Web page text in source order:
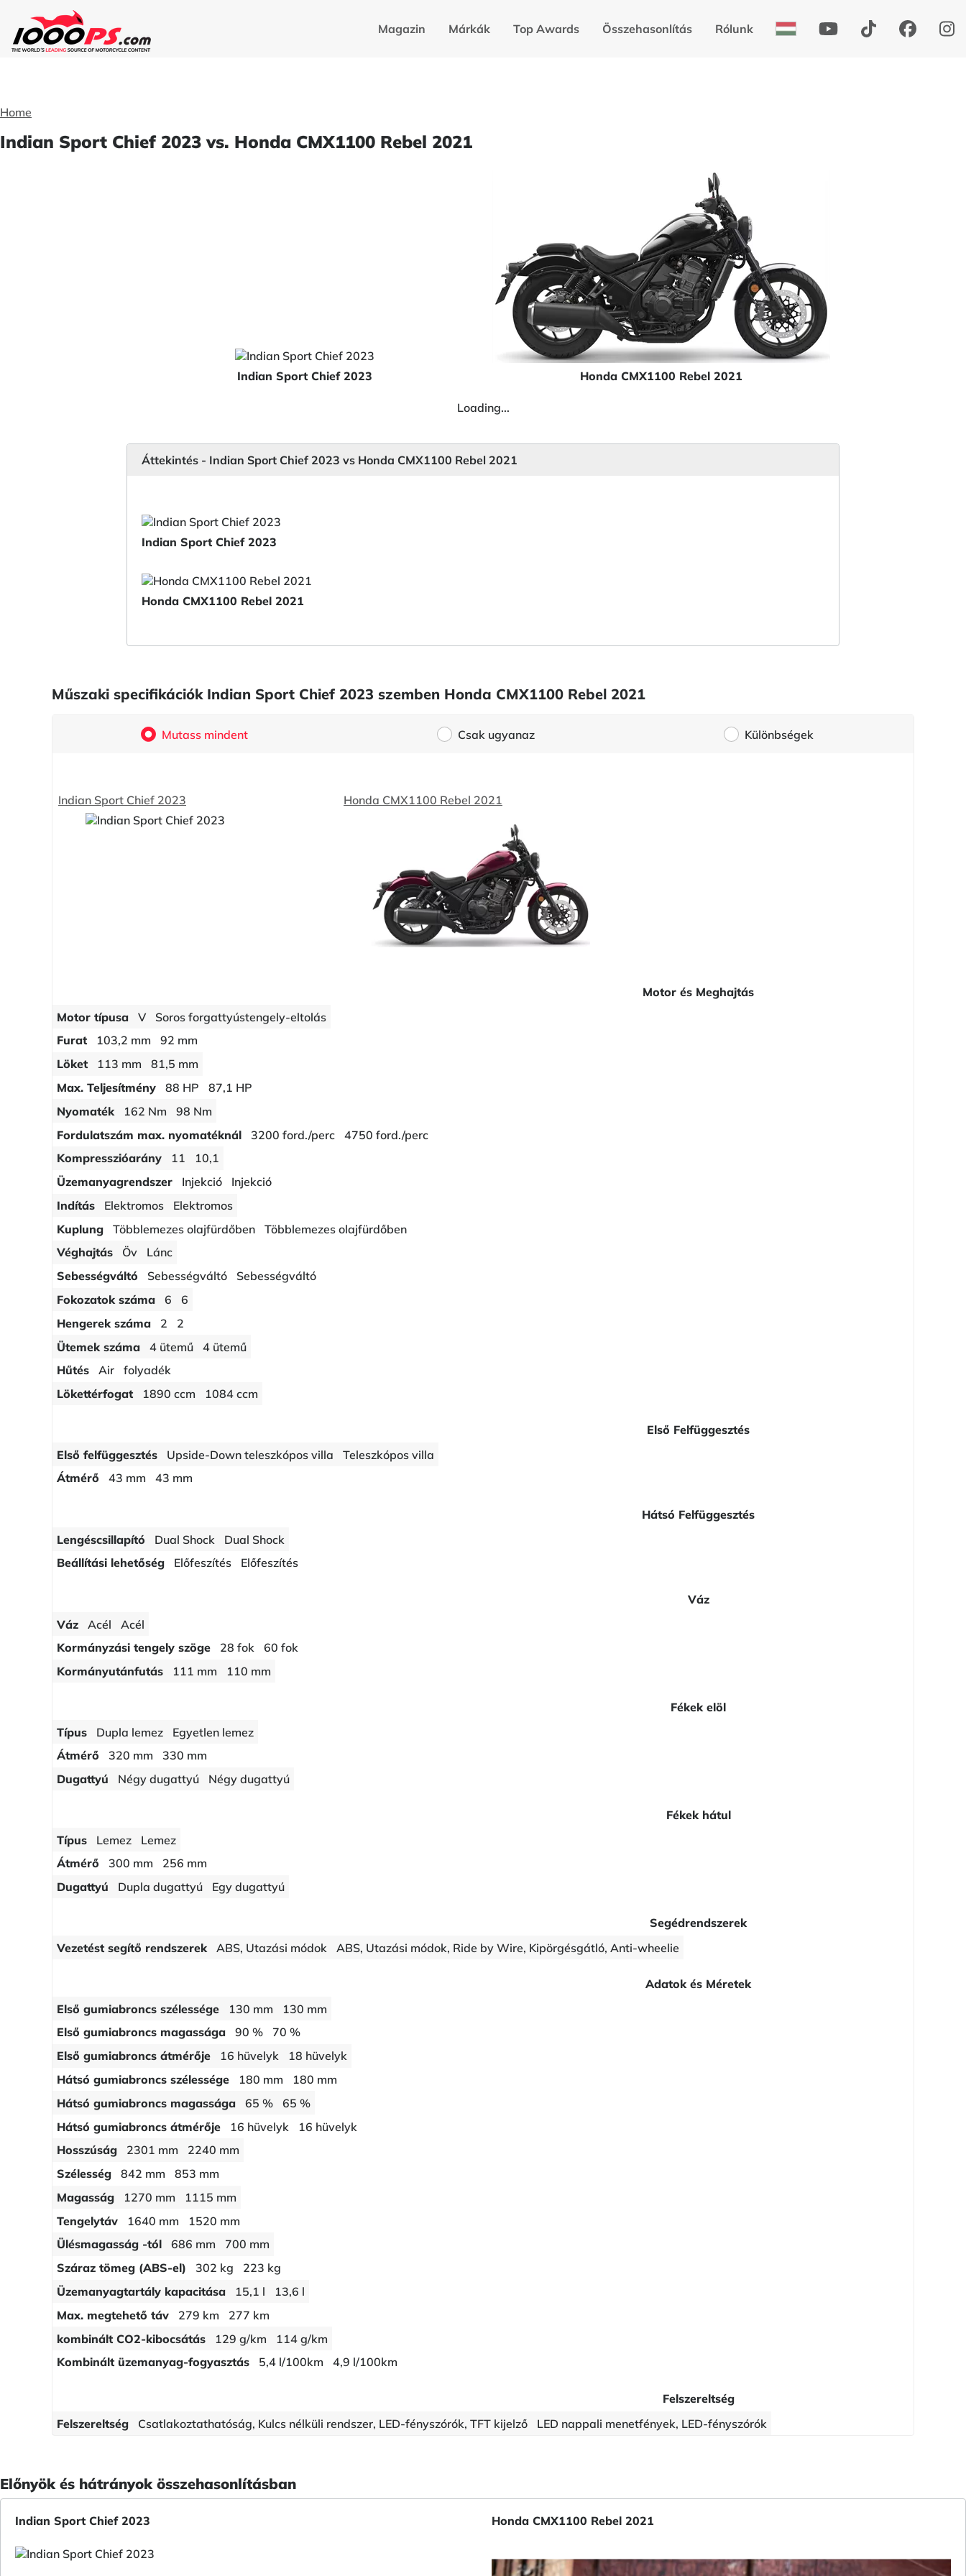
Magazin Márkák Top Awards Összehasonlítás Rólunk
Home
Indian Sport Chief 2023 vs. Honda CMX1100 Rebel 2021
Indian Sport Chief 2023 Honda CMX1100 Rebel 2021
Loading...
Áttekintés - Indian Sport Chief 2023 vs Honda CMX1100 Rebel 2021
Indian Sport Chief 2023
Honda CMX1100 Rebel 2021
Műszaki specifikációk Indian Sport Chief 2023 szemben Honda CMX1100 Rebel 2021
Mutass mindent Csak ugyanaz Különbségek
Indian Sport Chief 2023 Honda CMX1100 Rebel 2021
Motor és Meghajtás
Motor típusa
V
Soros forgattyústengely-eltolás
Furat
103,2 mm
92 mm
Löket
113 mm
81,5 mm
Max. Teljesítmény
88 HP
87,1 HP
Nyomaték
162 Nm
98 Nm
Fordulatszám max. nyomatéknál
3200 ford./perc
4750 ford./perc
Kompresszióarány
11
10,1
Üzemanyagrendszer
Injekció
Injekció
Indítás
Elektromos
Elektromos
Kuplung
Többlemezes olajfürdőben
Többlemezes olajfürdőben
Véghajtás
Öv
Lánc
Sebességváltó
Sebességváltó
Sebességváltó
Fokozatok száma
6
6
Hengerek száma
2
2
Ütemek száma
4 ütemű
4 ütemű
Hűtés
Air
folyadék
Lökettérfogat
1890 ccm 1084 ccm
Első Felfüggesztés
Első felfüggesztés
Upside-Down teleszkópos villa
Teleszkópos villa
Átmérő
43 mm 43 mm
Hátsó Felfüggesztés
Lengéscsillapító
Dual Shock
Dual Shock
Beállítási lehetőség
Előfeszítés Előfeszítés
Váz
Váz
Acél
Acél
Kormányzási tengely szöge
28 fok
60 fok
Kormányutánfutás
111 mm 110 mm
Fékek elöl
Típus
Dupla lemez
Egyetlen lemez
Átmérő
320 mm
330 mm
Dugattyú
Négy dugattyú Négy dugattyú
Fékek hátul
Típus
Lemez
Lemez
Átmérő
300 mm
256 mm
Dugattyú
Dupla dugattyú Egy dugattyú
Segédrendszerek
Vezetést segítő rendszerek
ABS, Utazási módok ABS, Utazási módok, Ride by Wire, Kipörgésgátló, Anti-wheelie
Adatok és Méretek
Első gumiabroncs szélessége
130 mm
130 mm
Első gumiabroncs magassága
90 %
70 %
Első gumiabroncs átmérője
16 hüvelyk
18 hüvelyk
Hátsó gumiabroncs szélessége
180 mm
180 mm
Hátsó gumiabroncs magassága
65 %
65 %
Hátsó gumiabroncs átmérője
16 hüvelyk
16 hüvelyk
Hosszúság
2301 mm
2240 mm
Szélesség
842 mm
853 mm
Magasság
1270 mm
1115 mm
Tengelytáv
1640 mm
1520 mm
Ülésmagasság -tól
686 mm
700 mm
Száraz tömeg (ABS-el)
302 kg
223 kg
Üzemanyagtartály kapacitása
15,1 l
13,6 l
Max. megtehető táv
279 km
277 km
kombinált CO2-kibocsátás
129 g/km
114 g/km
Kombinált üzemanyag-fogyasztás
5,4 l/100km 4,9 l/100km
Felszereltség
Felszereltség
Csatlakoztathatóság, Kulcs nélküli rendszer, LED-fényszórók, TFT kijelző LED nappali menetfények, LED-fényszórók
Előnyök és hátrányok összehasonlításban
Indian Sport Chief 2023 Honda CMX1100 Rebel 2021